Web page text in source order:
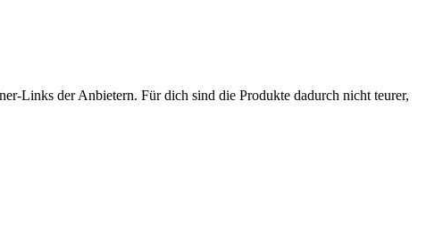
Links der Anbietern. Für dich sind die Produkte dadurch nicht teurer,